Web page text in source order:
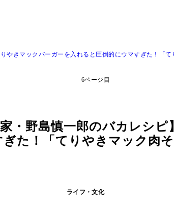
やきマックバーガーを入れると圧倒的にウマすぎた！「て
6ページ目
・野島慎一郎のバカレシ
た！「てりやきマック肉
ライフ・文化